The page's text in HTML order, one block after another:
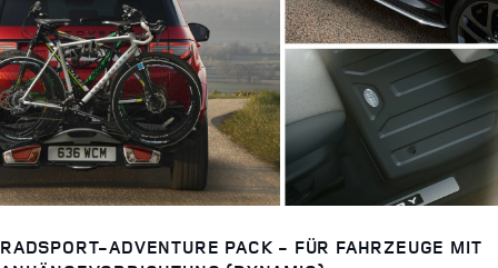
RADSPORT-ADVENTURE PACK - FÜR FAHRZEUGE MIT